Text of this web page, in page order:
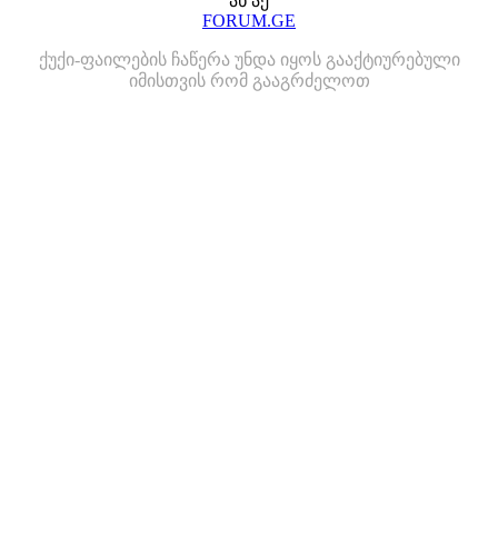
FORUM.GE
ქუქი-ფაილების ჩაწერა უნდა იყოს გააქტიურებული
იმისთვის რომ გააგრძელოთ